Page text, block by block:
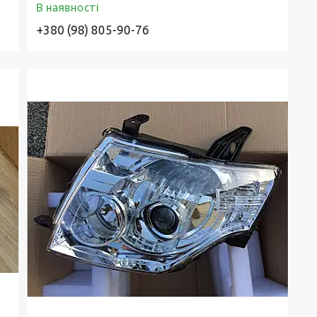
В наявності
+380 (98) 805-90-76